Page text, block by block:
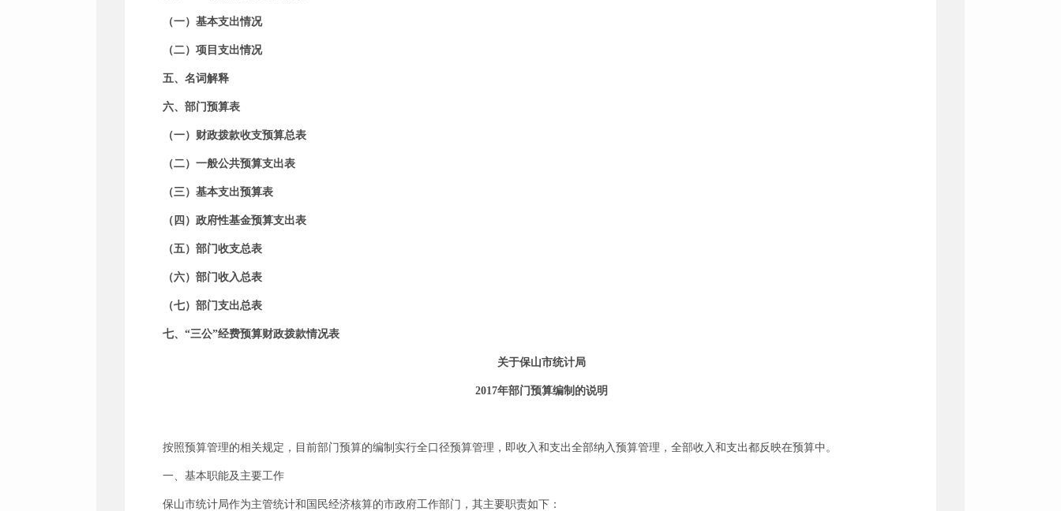
（一）基本支出情况
（二）项目支出情况
五、 名词解释
六、部门预算表
（一） 财政拨款收支预算总表
（二）一般公共预算支出表
（三）基本支出预算表
（四）政府性基金预算支出表
（五）部门收支总表
（六）部门收入总表
（七）部门支出总表
七、 “三公”经费预算财政拨款情况表
关于保山市统计局
2017年部门预算编制的说明
按照预算管理的相关规定，目前部门预算的编制实行全口径预算管理，即收入和支出全部纳入预算管理，全部收入和支出都反映在预算中。
一、基本职能及主要工作
保山市统计局作为主管统计和国民经济核算的市政府工作部门，其主要职责如下：